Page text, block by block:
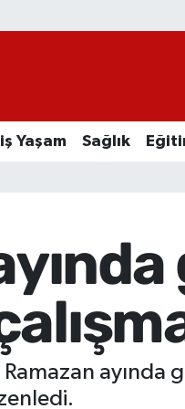
Yaşam Sağlık
ayında